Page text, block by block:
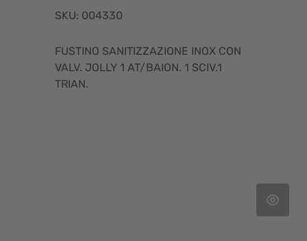
SKU: 004330
FUSTINO SANITIZZAZIONE INOX CON
VALV. JOLLY 1 AT/BAION. 1 SCIV.1
TRIAN.